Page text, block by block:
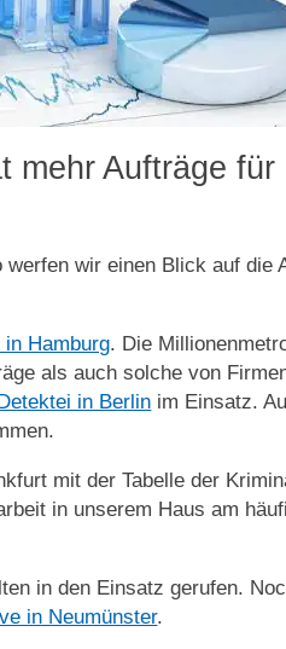
mehr Aufträge
wir einen Blick auf die
Hamburg. Die
als auch solche von
in Berlin im Einsatz.
mit der Tabelle der
in unserem Haus am
in den Einsatz gerufen.
in Neumünster.